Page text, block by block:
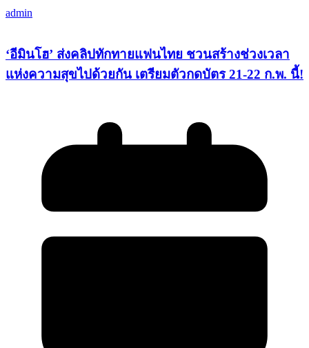
admin
‘อีมินโฮ’ ส่งคลิปทักทายแฟนไทย ชวนสร้างช่วงเวลา
แห่งความสุขไปด้วยกัน เตรียมตัวกดบัตร 21-22 ก.พ. นี้!